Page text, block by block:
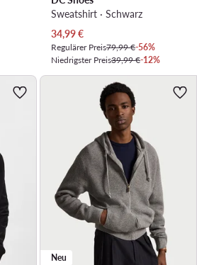
Sweatshirt · Schwarz
Aktueller Preis
34,99€
Regulärer Preis79,99 €-56%
Niedrigster Preis39,99 €-12%
Neu